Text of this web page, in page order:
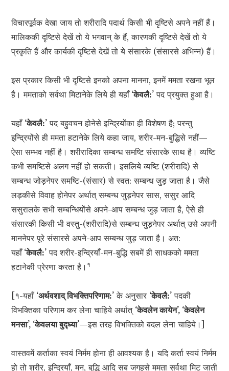
विचारपूर्वक देखा जाय तो शरीरादि पदार्थ किसी भी दृष्टिसे अपने नहीं हैं।
मालिककी दृष्टिसे देखें तो ये भगवान् के हैं, कारणकी दृष्टिसे देखें तो ये
प्रकृति हैं और कार्यकी दृष्टिसे देखें तो ये संसारके (संसारसे अभिन्न) हैं।
इस प्रकार किसी भी दृष्टिसे इनको अपना मानना, इनमें ममता रखना भूल
है। ममताको सर्वथा मिटानेके लिये ही यहाँ‘केवलै:’ पद प्रयुक्त हुआ है।
यहाँ ‘केवलै:’ पद बहुवचन होनेसे इन्द्रियोंका ही विशेषण है; परन्तु
इन्द्रियोंसे ही ममता हटानेके लिये कहा जाय, शरीर-मन-बुद्धिसे नहीं—
ऐसा सम्भव नहीं है। शरीरादिका सम्बन्ध समष्टि संसारके साथ है। व्यष्टि
कभी समष्टिसे अलग नहीं हो सकती। इसलिये व्यष्टि (शरीरादि) से
सम्बन्ध जोड़नेपर समष्टि-(संसार) से स्वत: सम्बन्ध जुड़ जाता है। जैसे
लड़कीसे विवाह होनेपर अर्थात् सम्बन्ध जुड़नेपर सास, ससुर आदि
ससुरालके सभी सम्बन्धियोंसे अपने-आप सम्बन्ध जुड़ जाता है, ऐसे ही
संसारकी किसी भी वस्तु-(शरीरादि)से सम्बन्ध जुड़नेपर अर्थात् उसे अपनी
माननेपर पूरे संसारसे अपने-आप सम्बन्ध जुड़ जाता है। अत:
यहाँ‘केवलै:’ पद शरीर-इन्द्रियाँ-मन-बुद्धि सबमें ही साधकको ममता
हटानेकी प्रेरणा करता है। १
[१-यहाँ ‘अर्थवशाद् विभक्तिपरिणाम:’ के अनुसार ‘केवलै:’ पदकी
विभक्तिका परिणाम कर लेना चाहिये अर्थात् ‘केवलेन कायेन’, ‘केवलेन
मनसा’, ‘केवलया बुद्‍ध्या’—इस तरह विभक्तिको बदल लेना चाहिये।]
वास्तवमें कर्ताका स्वयं निर्मम होना ही आवश्यक है। यदि कर्ता स्वयं निर्मम
हो तो शरीर, इन्द्रियाँ, मन, बुद्धि आदि सब जगहसे ममता सर्वथा मिट जाती